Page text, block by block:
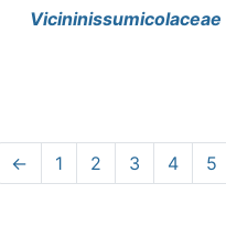
Vicininissumicolaceae
← 1 2 3 4 5